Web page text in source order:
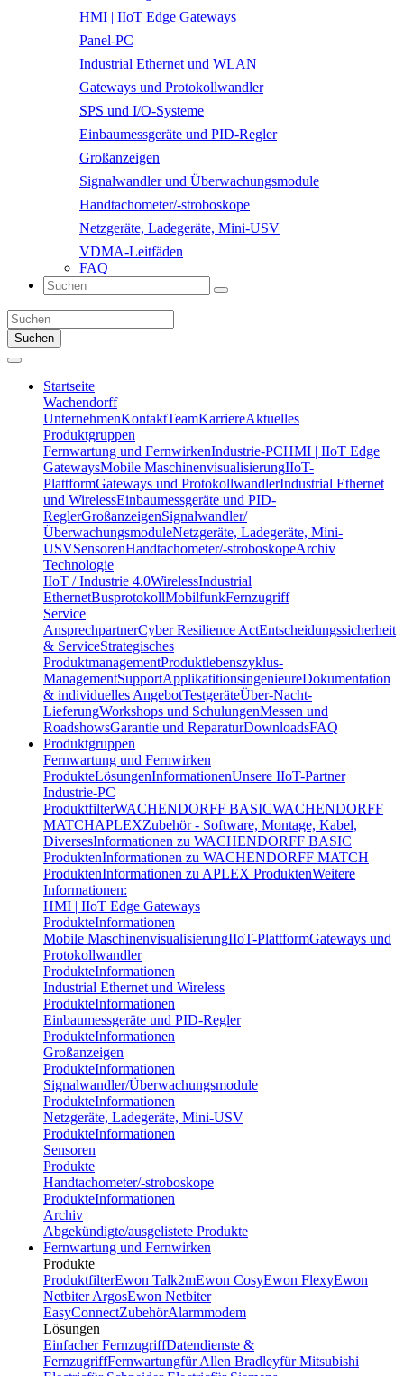
HMI | IIoT Edge Gateways
Panel-PC
Industrial Ethernet und WLAN
Gateways und Protokollwandler
SPS und I/O-Systeme
Einbaumessgeräte und PID-Regler
Großanzeigen
Signalwandler und Überwachungsmodule
Handtachometer/-stroboskope
Netzgeräte, Ladegeräte, Mini-USV
VDMA-Leitfäden
FAQ
Suchen
Startseite
Wachendorff
UnternehmenKontaktTeamKarriereAktuelles
Produktgruppen
Fernwartung und FernwirkenIndustrie-PCHMI | IIoT Edge
GatewaysMobile MaschinenvisualisierungIIoT-
PlattformGateways und ProtokollwandlerIndustrial Ethernet
und WirelessEinbaumessgeräte und PID-
ReglerGroßanzeigenSignalwandler/
ÜberwachungsmoduleNetzgeräte, Ladegeräte, Mini-
USVSensorenHandtachometer/-stroboskopeArchiv
Technologie
IIoT / Industrie 4.0WirelessIndustrial
EthernetBusprotokollMobilfunkFernzugriff
Service
AnsprechpartnerCyber Resilience ActEntscheidungssicherheit
& ServiceStrategisches
ProduktmanagementProduktlebenszyklus-
ManagementSupportApplikatitionsingenieureDokumentation
& individuelles AngebotTestgeräteÜber-Nacht-
LieferungWorkshops und SchulungenMessen und
RoadshowsGarantie und ReparaturDownloadsFAQ
Produktgruppen
Fernwartung und Fernwirken
ProdukteLösungenInformationenUnsere IIoT-Partner
Industrie-PC
ProduktfilterWACHENDORFF BASICWACHENDORFF
MATCHAPLEXZubehör - Software, Montage, Kabel,
DiversesInformationen zu WACHENDORFF BASIC
ProduktenInformationen zu WACHENDORFF MATCH
ProduktenInformationen zu APLEX ProduktenWeitere
Informationen:
HMI | IIoT Edge Gateways
ProdukteInformationen
Mobile MaschinenvisualisierungIIoT-PlattformGateways und
Protokollwandler
ProdukteInformationen
Industrial Ethernet und Wireless
ProdukteInformationen
Einbaumessgeräte und PID-Regler
ProdukteInformationen
Großanzeigen
ProdukteInformationen
Signalwandler/Überwachungsmodule
ProdukteInformationen
Netzgeräte, Ladegeräte, Mini-USV
ProdukteInformationen
Sensoren
Produkte
Handtachometer/-stroboskope
ProdukteInformationen
Archiv
Abgekündigte/ausgelistete Produkte
Fernwartung und Fernwirken
Produkte
ProduktfilterEwon Talk2mEwon CosyEwon FlexyEwon
Netbiter ArgosEwon Netbiter
EasyConnectZubehörAlarmmodem
Lösungen
Einfacher FernzugriffDatendienste &
FernzugriffFernwartungfür Allen Bradleyfür Mitsubishi